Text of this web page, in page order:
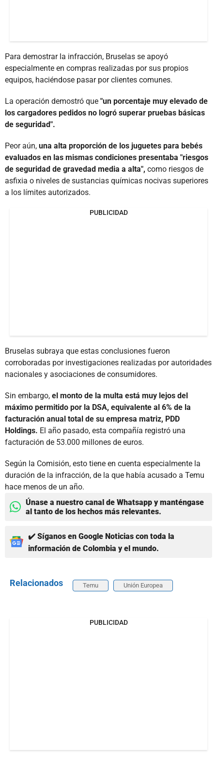
Para demostrar la infracción, Bruselas se apoyó
especialmente en compras realizadas por sus propios
equipos, haciéndose pasar por clientes comunes.
La operación demostró que "un porcentaje muy elevado de
los cargadores pedidos no logró superar pruebas básicas
de seguridad".
Peor aún, una alta proporción de los juguetes para bebés
evaluados en las mismas condiciones presentaba "riesgos
de seguridad de gravedad media a alta", como riesgos de
asfixia o niveles de sustancias químicas nocivas superiores
a los límites autorizados.
PUBLICIDAD
Bruselas subraya que estas conclusiones fueron
corroboradas por investigaciones realizadas por autoridades
nacionales y asociaciones de consumidores.
Sin embargo, el monto de la multa está muy lejos del
máximo permitido por la DSA, equivalente al 6% de la
facturación anual total de su empresa matriz, PDD
Holdings. El año pasado, esta compañía registró una
facturación de 53.000 millones de euros.
Según la Comisión, esto tiene en cuenta especialmente la
duración de la infracción, de la que había acusado a Temu
hace menos de un año.
Únase a nuestro canal de Whatsapp y manténgase
al tanto de los hechos más relevantes.
✔️ Síganos en Google Noticias con toda la
información de Colombia y el mundo.
Relacionados Temu Unión Europea
PUBLICIDAD